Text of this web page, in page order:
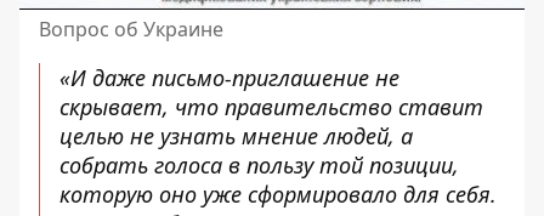
Вопрос об Украине
«И даже письмо-приглашение не
скрывает, что правительство ставит
целью не узнать мнение людей, а
собрать голоса в пользу той позиции,
которую оно уже сформировало для себя.